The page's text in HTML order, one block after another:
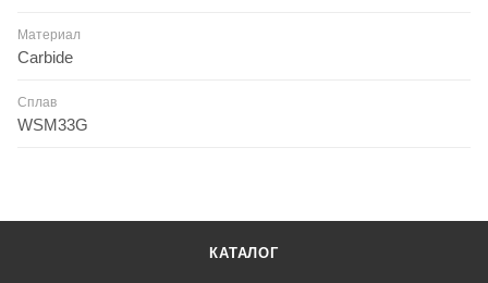
Материал
Carbide
Сплав
WSM33G
КАТАЛОГ